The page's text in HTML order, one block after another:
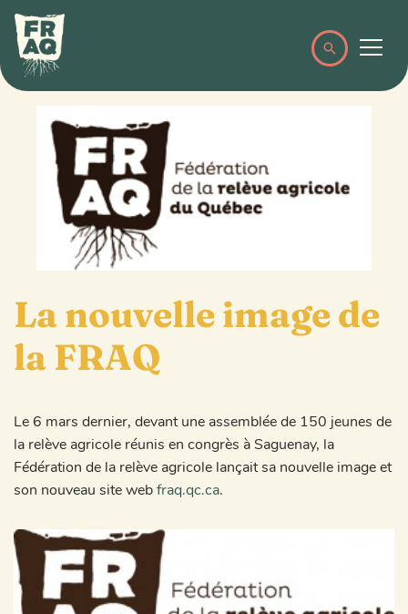
La nouvelle image de
la FRAQ
Le 6 mars dernier, devant une assemblée de 150 jeunes de
la relève agricole réunis en congrès à Saguenay, la
Fédération de la relève agricole lançait sa nouvelle image et
son nouveau site webfraq.qc.ca.